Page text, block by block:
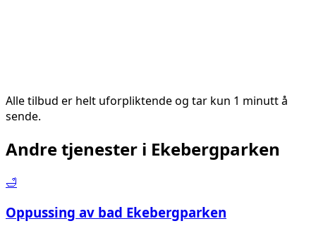
Alle tilbud er helt uforpliktende og tar kun 1 minutt å
sende.
Andre tjenester i Ekebergparken
🛁
Oppussing av bad Ekebergparken